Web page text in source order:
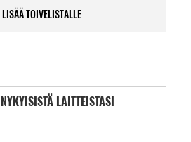
LISÄÄ TOIVELISTALLE
LAITTEISTASI